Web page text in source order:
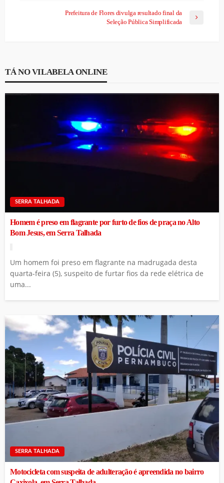
Prefeitura de Flores divulga resultado final da
Seleção Pública Simplificada
TÁ NO VILABELA ONLINE
SERRA TALHADA
Homem é preso em flagrante por furto de fios de praça no Alto
Bom Jesus, em Serra Talhada
Um homem foi preso em flagrante na madrugada desta
quarta-feira (5), suspeito de furtar fios da rede elétrica de
uma...
SERRA TALHADA
Motocicleta com suspeita de adulteração é apreendida no bairro